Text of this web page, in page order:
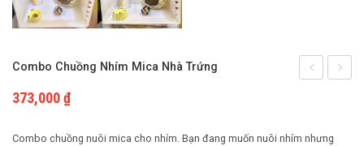
Cách nuôi động vật bò sát
Phụ kiện cho chim
Cách nuôi chim cảnh
nhím
Combo Chuồng Nhím Mica Nhà Trứng
373,000₫
Combo chuồng nuôi mica cho nhím. Bạn đang muốn nuôi nhím nhưng